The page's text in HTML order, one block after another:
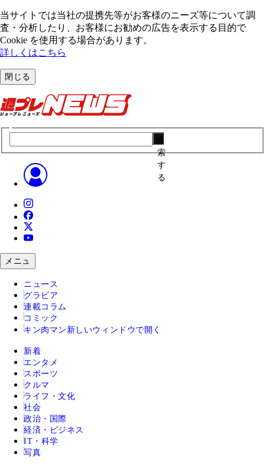
当サイトでは当社の提携先等がお客様のニーズ等について調
査・分析したり、お客様にお勧めの広告を表⽰する⽬的で
Cookie を使⽤する場合があります。
詳しくはこちら
閉じる
索
す
る
メニュ
ニュース
グラビア
連載コラム
コミック
キン肉マン 新しいウィンドウで開く
新着
エンタメ
スポーツ
クルマ
ライフ・文化
社会
政治・国際
経済・ビジネス
IT・科学
写真